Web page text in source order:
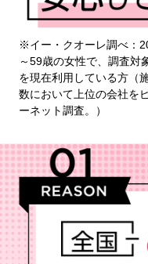
※イー・クオーレ調べ：
～59歳の女性で、調査対
を現在利用している方（
数において上位の会社を
ーネット調査。）